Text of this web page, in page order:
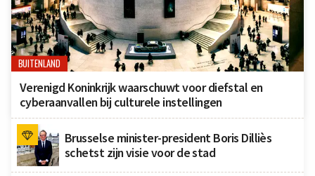
BUITENLAND
Verenigd Koninkrijk waarschuwt voor diefstal en
cyberaanvallen bij culturele instellingen
Brusselse minister-president Boris Dilliès
schetst zijn visie voor de stad